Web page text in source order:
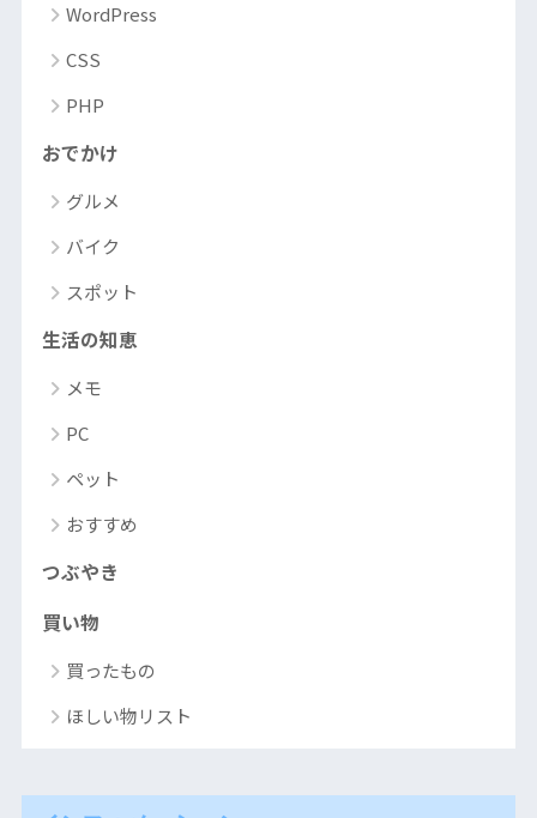
WordPress
CSS
PHP
おでかけ
グルメ
バイク
スポット
生活の知恵
メモ
PC
ペット
おすすめ
つぶやき
買い物
買ったもの
ほしい物リスト